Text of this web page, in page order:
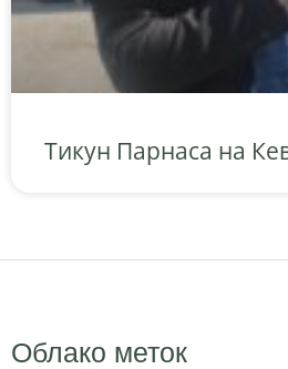
Тикун Парнаса на
Облако меток